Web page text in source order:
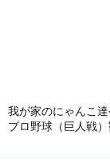
我が家のにゃんこ
プロ野球（巨人戦